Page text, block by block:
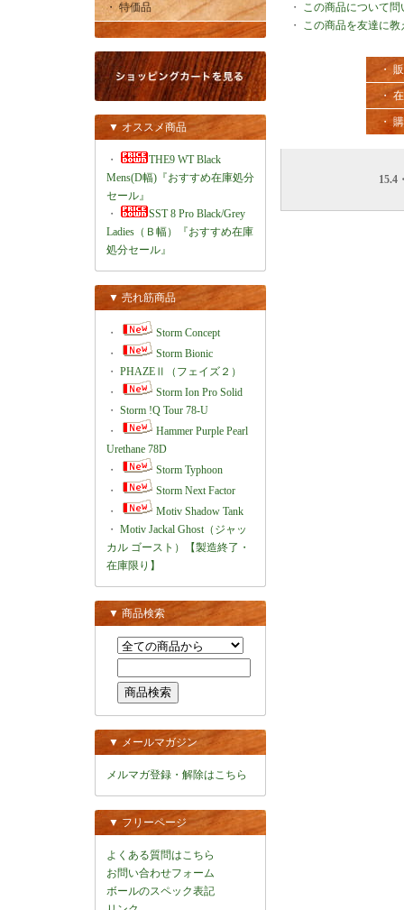
・ 特価品
▼ オススメ商品
・
THE9 WT Black
Mens(D幅)『おすすめ在庫処分
セール』
・
SST 8 Pro Black/Grey
Ladies（Ｂ幅）『おすすめ在庫
処分セール』
▼ 売れ筋商品
・
Storm Concept
・
Storm Bionic
・ PHAZEⅡ（フェイズ２）
・
Storm Ion Pro Solid
・ Storm !Q Tour 78-U
・
Hammer Purple Pearl
Urethane 78D
・
Storm Typhoon
・
Storm Next Factor
・
Motiv Shadow Tank
・ Motiv Jackal Ghost（ジャッ
カル ゴースト）【製造終了・
在庫限り】
▼ 商品検索
▼ メールマガジン
メルマガ登録・解除はこちら
▼ フリーページ
よくある質問はこちら
お問い合わせフォーム
ボールのスペック表記
・ この商品について問
・ この商品を友達に教
・
・
・
15.4